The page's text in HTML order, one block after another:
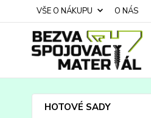
VŠE O NÁKUPU O NÁS
HOTOVÉ SADY